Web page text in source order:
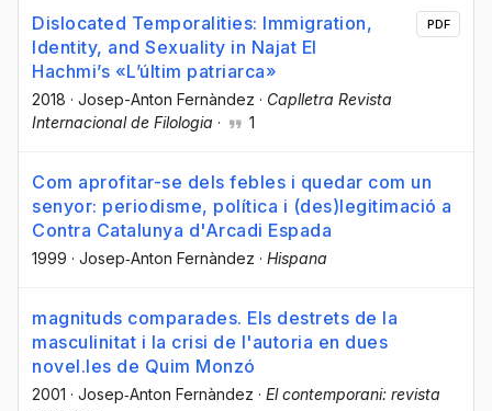
Dislocated Temporalities: Immigration,
Identity, and Sexuality in Najat El
Hachmi’s «L’últim patriarca»
2018 · Josep-Anton Fernàndez · Caplletra Revista
Internacional de Filologia · 1
PDF
Com aprofitar-se dels febles i quedar com un
senyor: periodisme, política i (des)legitimació a
Contra Catalunya d'Arcadi Espada
1999 · Josep‐Anton Fernàndez · Hispana
magnituds comparades. Els destrets de la
masculinitat i la crisi de l'autoria en dues
novel.les de Quim Monzó
2001 · Josep‐Anton Fernàndez · El contemporani: revista